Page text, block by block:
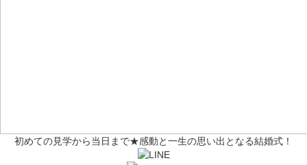
初めての見学から当日まで★感動と一生の思い出となる結婚式！